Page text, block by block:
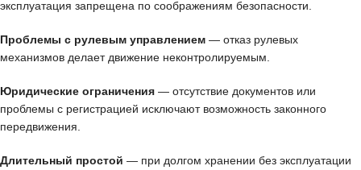
эксплуатация запрещена по соображениям безопасности.
Проблемы с рулевым управлением — отказ рулевых
механизмов делает движение неконтролируемым.
Юридические ограничения — отсутствие документов или
проблемы с регистрацией исключают возможность законного
передвижения.
Длительный простой — при долгом хранении без эксплуатации